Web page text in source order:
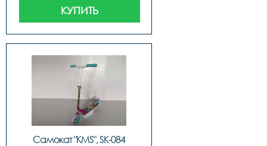
КУПИТЬ
Самокат "KMS", SK-084